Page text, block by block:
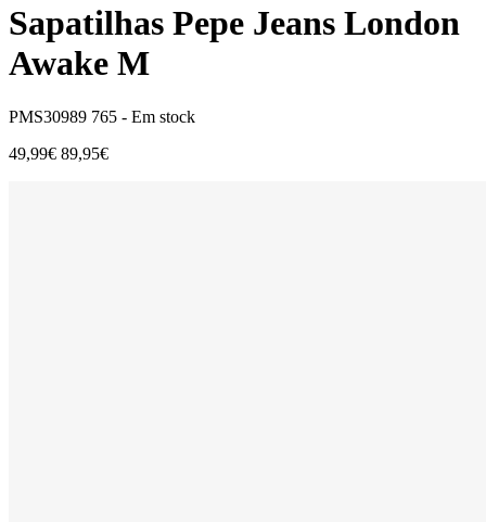
Sapatilhas Pepe Jeans London
Awake M
PMS30989 765 - Em stock
49,99€ 89,95€